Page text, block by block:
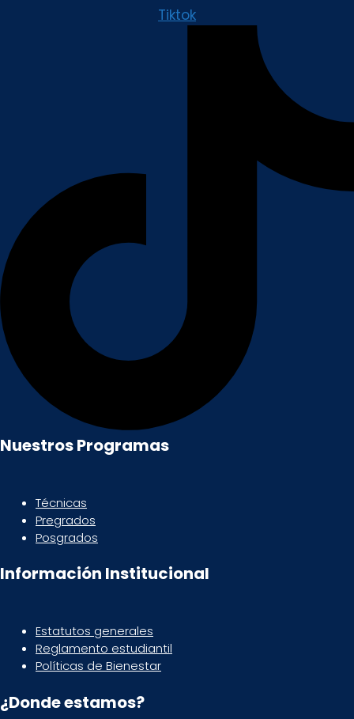
Tiktok
Nuestros Programas
Técnicas
Pregrados
Posgrados
Información Institucional
Estatutos generales
Reglamento estudiantil
Políticas de Bienestar
¿Donde estamos?